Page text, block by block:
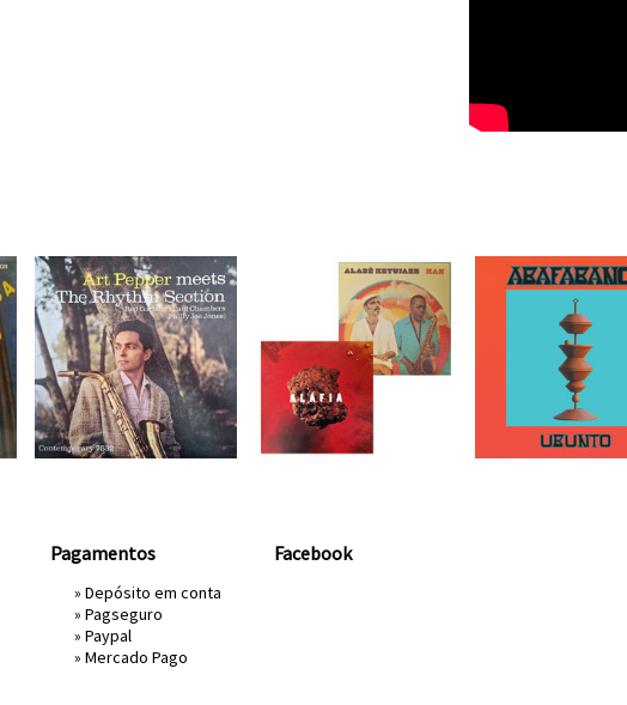
Pagamentos
» Depósito em conta
» Pagseguro
» Paypal
» Mercado Pago
Facebook